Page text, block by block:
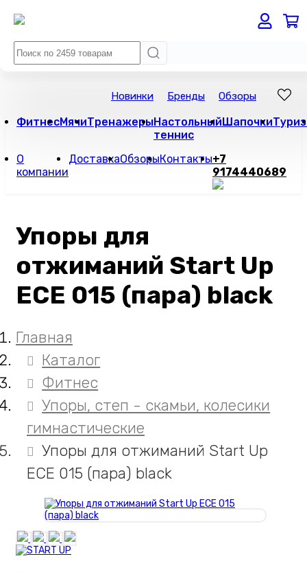
Новинки Бренды Обзоры
ФитнесМячиТренажерыНастольный
теннис
Шапочки
О
компании
ДоставкаОбзорыКонтакты+7
9174440689
Упоры для
отжиманий Start Up
ECE 015 (пара) black
Главная
Каталог
Фитнес
Упоры, степ - скамьи, колесики
гимнастические
Упоры для отжиманий Start Up
ECE 015 (пара) black